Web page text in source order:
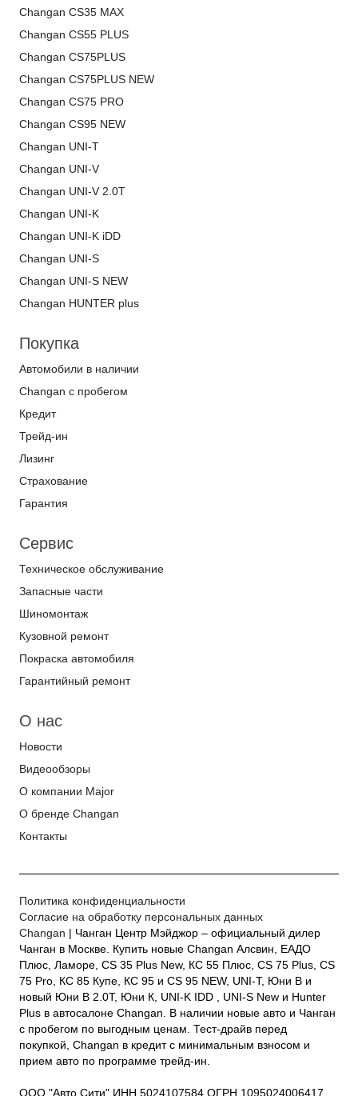
Changan CS35 MAX
Changan CS55 PLUS
Changan CS75PLUS
Changan CS75PLUS NEW
Changan CS75 PRO
Changan CS95 NEW
Changan UNI-T
Changan UNI-V
Changan UNI-V 2.0T
Changan UNI-K
Changan UNI-K iDD
Changan UNI-S
Changan UNI-S NEW
Changan HUNTER plus
Покупка
Автомобили в наличии
Changan с пробегом
Кредит
Трейд-ин
Лизинг
Страхование
Гарантия
Сервис
Техническое обслуживание
Запасные части
Шиномонтаж
Кузовной ремонт
Покраска автомобиля
Гарантийный ремонт
О нас
Новости
Видеообзоры
О компании Major
О бренде Changan
Контакты
Политика конфиденциальности
Согласие на обработку персональных данных
Changan | Чанган Центр Мэйджор – официальный дилер
Чанган в Москве. Купить новые Changan Алсвин, ЕАДО
Плюс, Ламоре, CS 35 Plus New, КС 55 Плюс, CS 75 Plus, CS
75 Pro, КС 85 Купе, КС 95 и CS 95 NEW, UNI-T, Юни В и
новый Юни В 2.0Т, Юни К, UNI-K IDD , UNI-S New и Hunter
Plus в автосалоне Changan. В наличии новые авто и Чанган
с пробегом по выгодным ценам. Тест-драйв перед
покупкой, Changan в кредит с минимальным взносом и
прием авто по программе трейд-ин.
ООО "Авто Сити" ИНН 5024107584 ОГРН 1095024006417